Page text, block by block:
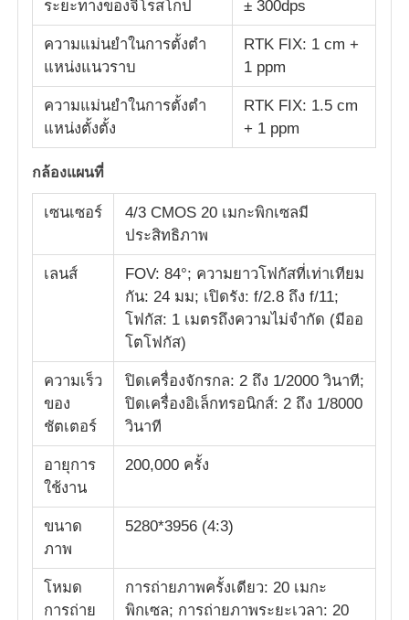
ระยะทางของจิโรสโกป ± 300dps
ความแม่นยําในการตั้งตํา
แหน่งแนวราบ
RTK FIX: 1 cm +
1 ppm
ความแม่นยําในการตั้งตํา
แหน่งตั้งตั้ง
RTK FIX: 1.5 cm
+ 1 ppm
กล้องแผนที่
เซนเซอร์
4/3 CMOS 20 เมกะพิกเซลมี
ประสิทธิภาพ
เลนส์
FOV: 84°; ความยาวโฟกัสที่เท่าเทียม
กัน: 24 มม; เปิดรัง: f/2.8 ถึง f/11;
โฟกัส: 1 เมตรถึงความไม่จํากัด (มีออ
โตโฟกัส)
ความเร็ว
ของ
ชัตเตอร์
ปิดเครื่องจักรกล: 2 ถึง 1/2000 วินาที;
ปิดเครื่องอิเล็กทรอนิกส์: 2 ถึง 1/8000
วินาที
อายุการ
ใช้งาน
200,000 ครั้ง
ขนาด
ภาพ
5280*3956 (4:3)
โหมด
การถ่าย
การถ่ายภาพครั้งเดียว: 20 เมกะ
พิกเซล; การถ่ายภาพระยะเวลา: 20